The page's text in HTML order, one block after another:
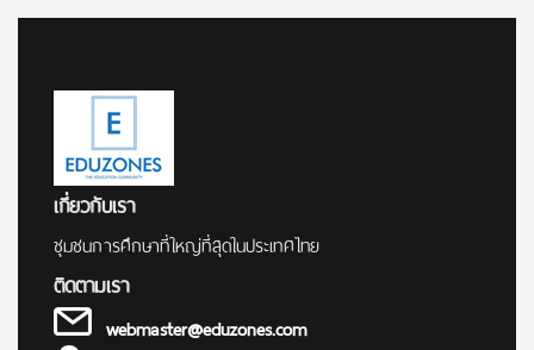
เกี่ยวกับเรา
ชุมชนการศึกษาที่ใหญ่ที่สุดในประเทศไทย
ติดตามเรา
webmaster@eduzones.com